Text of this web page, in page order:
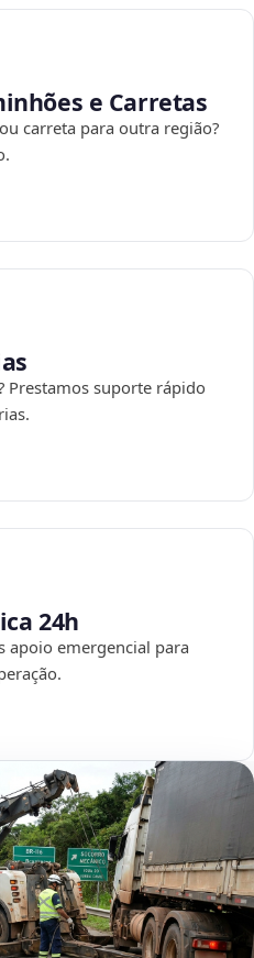
e Carretas
carreta para outra região?
Prestamos suporte rápido
24h
apoio emergencial para